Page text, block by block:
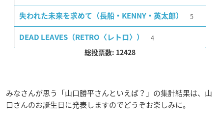
失われた未来を求めて（長船・KENNY・英太郎） 5
DEAD LEAVES（RETRO〈レトロ〉） 4
総投票数: 12428
みなさんが思う「山口勝平さんといえば？」の集計結果は、山
口さんのお誕生日に発表しますのでどうぞお楽しみに。